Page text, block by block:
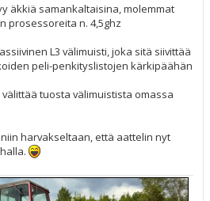
äkkiä samankaltaisina, molemmat
prosessoreita n. 4,5ghz
L3 välimuisti, joka sitä siivittää
peli-penkityslistojen kärkipäähän
tuosta välimuistista omassa
harvakseltaan, että aattelin nyt